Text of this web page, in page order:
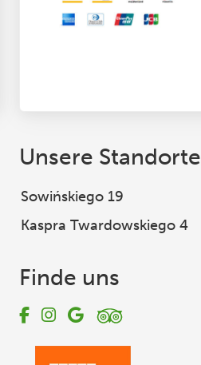
Unsere Standorte
Sowińskiego 19
Kaspra Twardowskiego 4
Finde uns